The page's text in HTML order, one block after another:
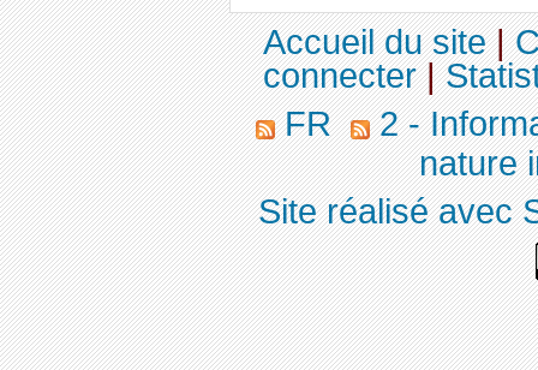
Accueil du site|
connecter|
FR
2 -
nature
Site réalisé avec